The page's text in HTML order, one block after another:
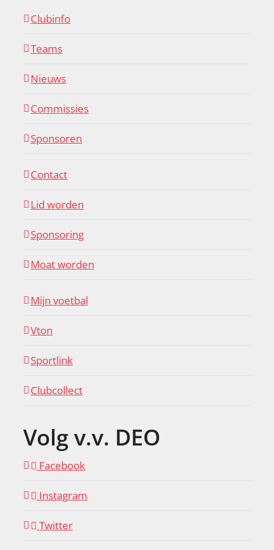
Clubinfo
Teams
Nieuws
Commissies
Sponsoren
Contact
Lid worden
Sponsoring
Moat worden
Mijn voetbal
Vton
Sportlink
Clubcollect
Volg v.v. DEO
Facebook
Instagram
Twitter